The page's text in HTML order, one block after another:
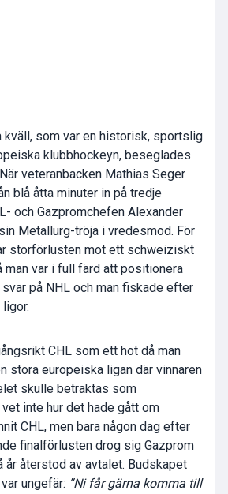
kväll, som var en historisk, sportslig
klubbhockeyn, beseglades
veteranbacken Mathias Seger
blå åtta minuter in på tredje
och Gazpromchefen Alexander
Metallurg-tröja i vredesmod. För
storförlusten mot ett schweiziskt
man var i full färd att positionera
svar på NHL och man fiskade efter
CHL som ett hot då man
stora europeiska ligan där vinnaren
skulle betraktas som
inte hur det hade gått om
CHL, men bara någon dag efter
finalförlusten drog sig Gazprom
år återstod av avtalet. Budskapet
ungefär: ”Ni får gärna komma till